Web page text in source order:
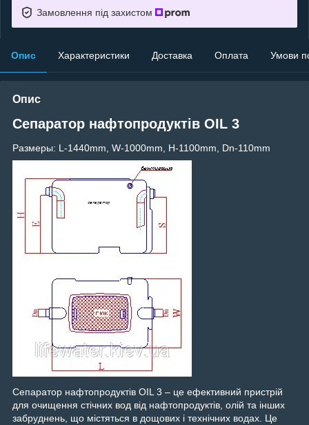
Замовлення під захистом
Опис Характеристики Доставка Оплата Умови
Опис
Сепаратор нафтопродуктів OIL 3
Размеры: L-1440mm, W-1000mm, H-1100mm, Dn-110mm
Сепаратор нафтопродуктів OIL 3 – це ефективний пристрій
для очищення стічних вод від нафтопродуктів, олій та інших
забруднень, що містяться в дощових і технічних водах. Це